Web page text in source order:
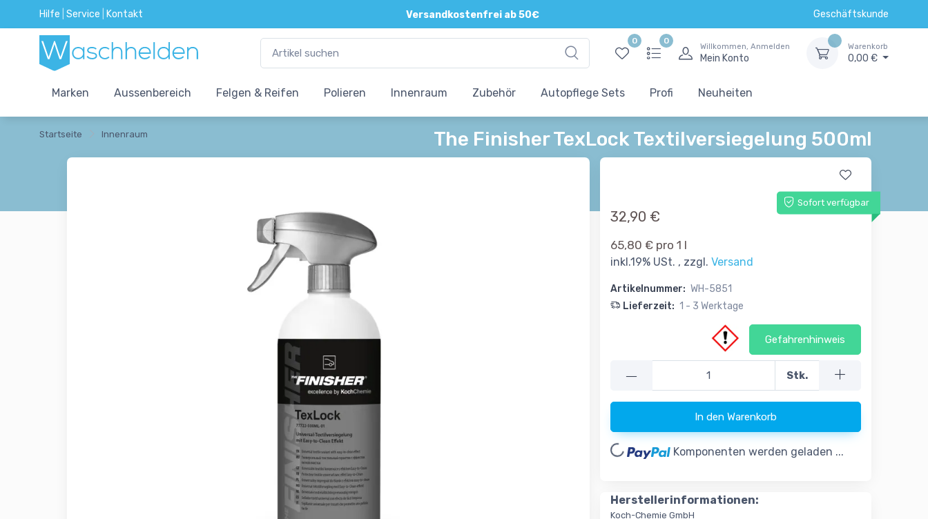
Hilfe Service Kontakt Versandkostenfrei ab 50€ Geschäftskunde
0 0
Willkommen, Anmelden
Mein Konto
Warenkorb
0,00 €
Marken Aussenbereich Felgen & Reifen Polieren Innenraum Zubehör Autopflege Sets Profi Neuheiten
Startseite Innenraum The Finisher TexLock Textilversiegelung 500ml
Sofort verfügbar
32,90 €
65,80 € pro 1 l
inkl.19% USt. , zzgl. Versand
Artikelnummer: WH-5851
Lieferzeit: 1 - 3 Werktage
Gefahrenhinweis
— Stk.
In den Warenkorb
Loading... Komponenten werden geladen ...
Herstellerinformationen:
Koch-Chemie GmbH